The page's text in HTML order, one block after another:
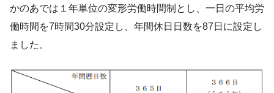
かのあでは１年単位の変形労働時間制とし、一日の平均労
働時間を7時間30分設定し、年間休日日数を87日に設定し
ました。